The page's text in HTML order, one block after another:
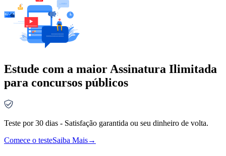
Estude com a maior Assinatura Ilimitada
para concursos públicos
Teste por 30 dias - Satisfação garantida ou seu dinheiro de volta.
Comece o testeSaiba Mais→